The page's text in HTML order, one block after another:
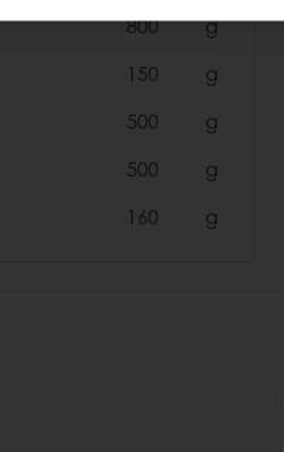
800
g
150
g
500
g
500
g
160 g